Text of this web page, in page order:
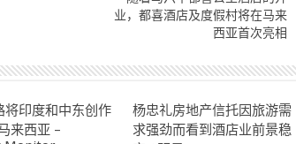
业，都喜酒店及度假村将在马来
西亚首次亮相
将印度和中东创作
来西亚 –
杨忠礼房地产信托因旅游需
求强劲而看到酒店业前景稳